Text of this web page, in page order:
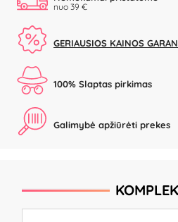
nuo 39 €
GERIAUSIOS KAINOS
100% Slaptas pirkimas
Galimybė apžiūrėti prekes